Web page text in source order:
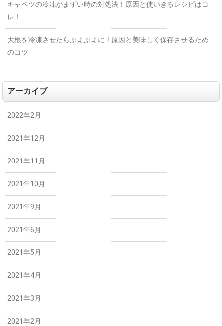
キャベツの冷凍がまずい時の対処法！原因と使いきるレシピはコ
レ！
大根を冷凍させたらぶよぶよに！原因と美味しく保存させるため
のコツ
アーカイブ
2022年2月
2021年12月
2021年11月
2021年10月
2021年9月
2021年6月
2021年5月
2021年4月
2021年3月
2021年2月